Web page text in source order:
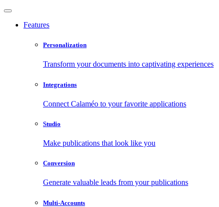
Features
Personalization
Transform your documents into captivating experiences
Integrations
Connect Calaméo to your favorite applications
Studio
Make publications that look like you
Conversion
Generate valuable leads from your publications
Multi-Accounts